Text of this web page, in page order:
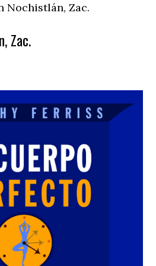
Nochistlán, Zac.
Zac.